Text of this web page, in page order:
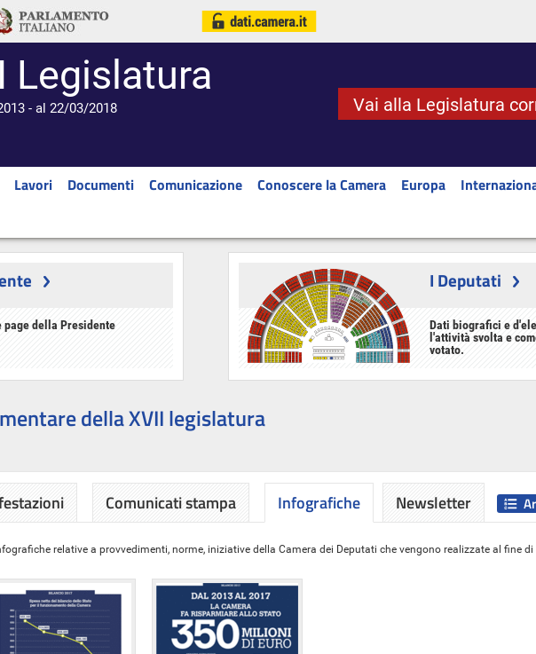
Legislatura
- al 22/03/2018 Vai alla Legislatura
Lavori Documenti Comunicazione Conoscere la Camera Europa
page della Presidente
I Deputati
Dati biografici e
l'attività svolta e
votato.
della XVII legislatura
Comunicati stampa Infografiche
relative a provvedimenti, norme, iniziative della Camera dei Deputati che vengono realizzate al fine di
Newsletter